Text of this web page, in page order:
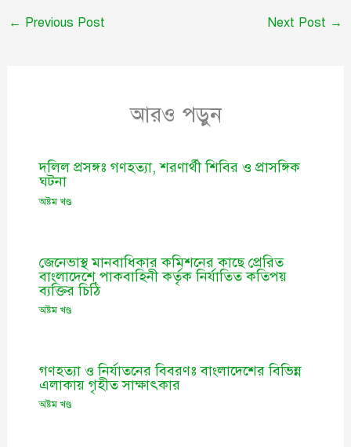
← Previous Post Next Post →
আরও পড়ুন
দলিল প্রসঙ্গঃ গণহত্যা, শরণার্থী শিবির ও প্রাসঙ্গিক
ঘটনা
অষ্টম খণ্ড
জেনেভাস্থ মানবাধিকার কমিশনের কাছে প্রেরিত
বাংলাদেশে পাকবাহিনী কর্তৃক নির্যাতিত কতিপয়
ব্যক্তির চিঠি
অষ্টম খণ্ড
গণহত্যা ও নির্যাতনের বিবরণঃ বাংলাদেশের বিভিন্ন
এলাকায় গৃহীত সাক্ষাৎকার
অষ্টম খণ্ড